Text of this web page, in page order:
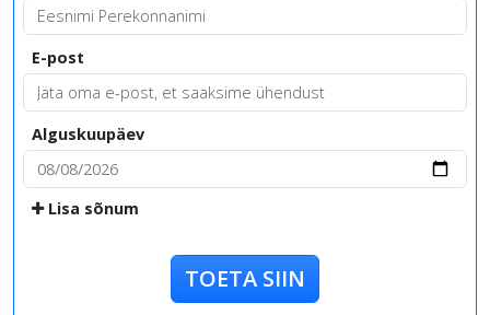
E-post
Alguskuupäev
Lisa sõnum
TOETA SIIN